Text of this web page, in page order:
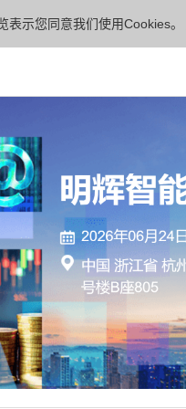
表示您同意我们使用Cookies。